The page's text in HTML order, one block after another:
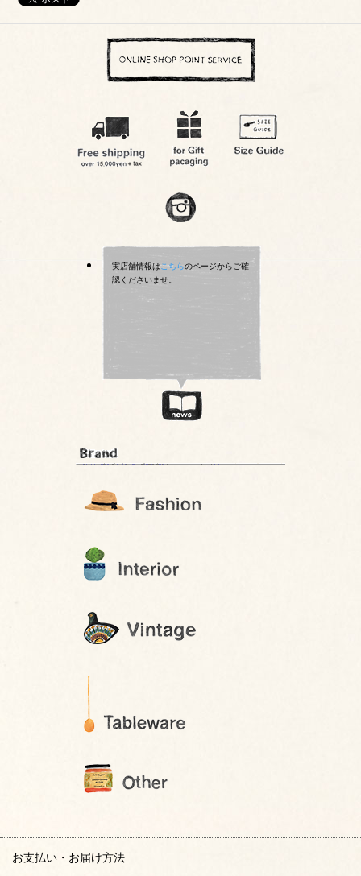
実店舗情報はこちらのページからご確
認くださいませ。
お支払い・お届け方法